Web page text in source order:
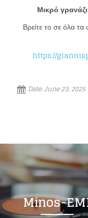
Μικρό
Βρείτε το σε όλα
https://
Date:June 23, 2025
Minos-